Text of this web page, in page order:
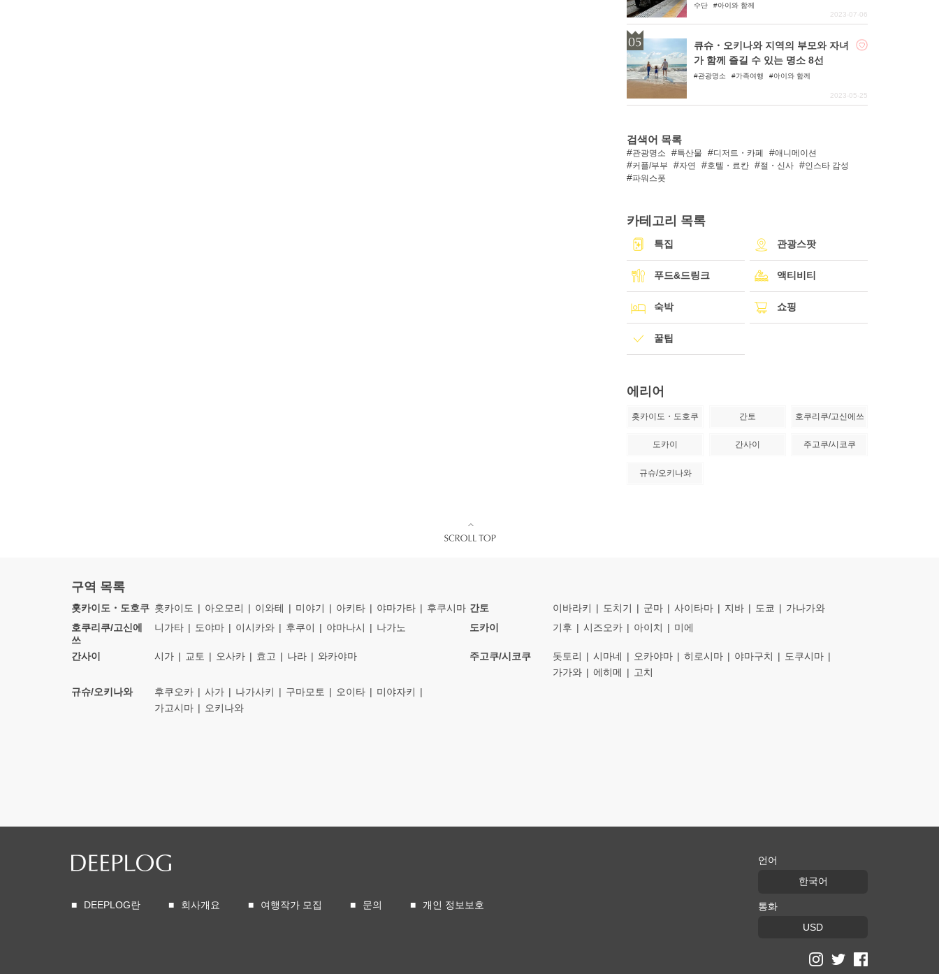
수단
아이와 함께
2023-07-06
큐슈・오키나와 지역의 부모와 자녀
가 함께 즐길 수 있는 명소 8선
관광명소 가족여행 아이와 함께
2023-05-25
검색어 목록
관광명소 특산물 디저트・카페
애니메이션
커플/부부
자연 호텔・료칸 절・신사
인스타 감성
파워스폿
카테고리 목록
특집 관광스팟
푸드&드링크 액티비티
숙박 쇼핑
꿀팁
에리어
홋카이도・도호쿠 간토 호쿠리쿠/고신에쓰
도카이 간사이 주고쿠/시코쿠
규슈/오키나와
구역 목록
홋카이도・도호쿠 홋카이도 아오모리 이와테 미야기 아키타 야마가타 후쿠시마 간토 이바라키 도치기 군마 사이타마 지바 도쿄
가나가와
호쿠리쿠/고신에
쓰
니가타 도야마 이시카와 후쿠이 야마나시 나가노 도카이 기후 시즈오카 아이치 미에
간사이 시가 교토 오사카 효고 나라 와카야마 주고쿠/시코쿠 돗토리 시마네 오카야마 히로시마 야마구치
도쿠시마
가가와
에히메
고치
규슈/오키나와
후쿠오카 사가 나가사키 구마모토 오이타
미야자키
가고시마
오키나와
DEEPLOG란 회사개요 여행작가 모집 문의 개인 정보보호
언어
한국어
통화
USD